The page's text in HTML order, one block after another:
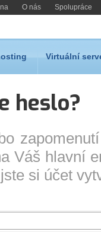
O nás Spolupráce
Virtuální
heslo?
Váš hlavní
si účet